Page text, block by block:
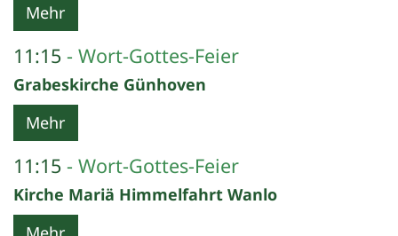
Mehr
11:15 Wort-Gottes-Feier
Grabeskirche Günhoven
Mehr
11:15 Wort-Gottes-Feier
Kirche Mariä Himmelfahrt Wanlo